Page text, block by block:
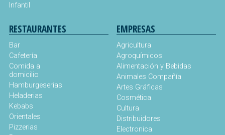
Infantil
RESTAURANTES
Bar
Cafetería
Comida a
domicilio
Hamburgeserias
Heladerias
Kebabs
Orientales
Pizzerias
EMPRESAS
Agricultura
Agroquímicos
Alimentación y Bebidas
Animales Compañía
Artes Gráficas
Cosmética
Cultura
Distribuidores
Electronica